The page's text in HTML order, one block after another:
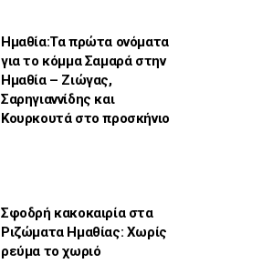
Ημαθία:Τα πρώτα ονόματα
για το κόμμα Σαμαρά στην
Ημαθία – Ζιώγας,
Σαρηγιαννίδης και
Κουρκουτά στο προσκήνιο
Σφοδρή κακοκαιρία στα
Ριζώματα Ημαθίας: Χωρίς
ρεύμα το χωριό